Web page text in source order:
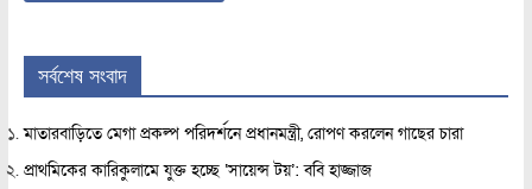
সর্বশেষ সংবাদ
মাতারবাড়িতে মেগা প্রকল্প পরিদর্শনে প্রধানমন্ত্রী, রোপণ করলেন গাছের চারা
প্রাথমিকের কারিকুলামে যুক্ত হচ্ছে ‘সায়েন্স টয়’: ববি হাজ্জাজ